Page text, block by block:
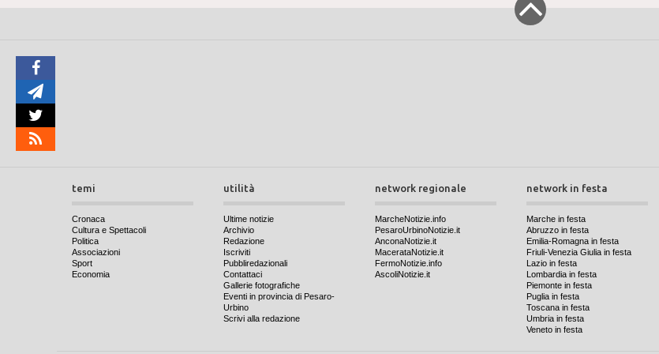
temi
Cronaca
Cultura e Spettacoli
Politica
Associazioni
Sport
Economia
utilità
Ultime notizie
Archivio
Redazione
Iscriviti
Pubbliredazionali
Contattaci
Gallerie fotografiche
Eventi in provincia di Pesaro-
Urbino
Scrivi alla redazione
network regionale
MarcheNotizie.info
PesaroUrbinoNotizie.it
AnconaNotizie.it
MacerataNotizie.it
FermoNotizie.info
AscoliNotizie.it
network in festa
Marche in festa
Abruzzo in festa
Emilia-Romagna in festa
Friuli-Venezia Giulia in festa
Lazio in festa
Lombardia in festa
Piemonte in festa
Puglia in festa
Toscana in festa
Umbria in festa
Veneto in festa